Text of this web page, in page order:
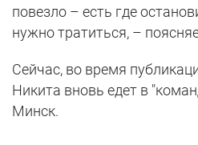
повезло – есть где
нужно тратиться, –
Сейчас, во время
Никита вновь едет в
Минск.